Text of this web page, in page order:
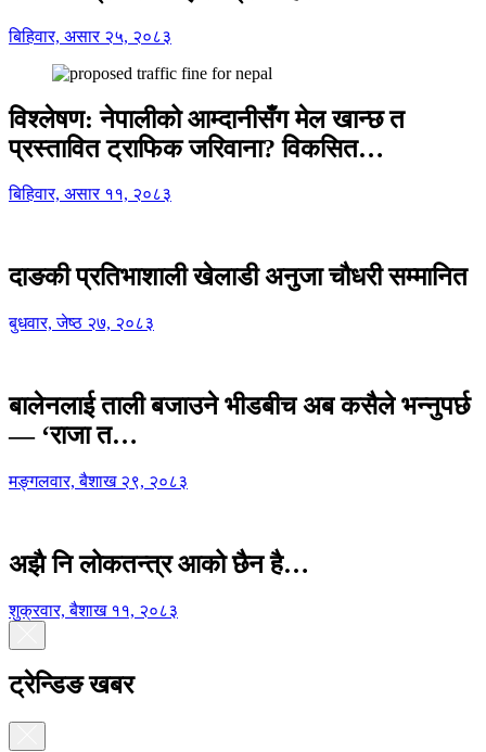
बिहिवार, असार २५, २०८३
विश्लेषण: नेपालीको आम्दानीसँग मेल खान्छ त
प्रस्तावित ट्राफिक जरिवाना? विकसित…
बिहिवार, असार ११, २०८३
दाङकी प्रतिभाशाली खेलाडी अनुजा चौधरी सम्मानित
बुधवार, जेष्ठ २७, २०८३
बालेनलाई ताली बजाउने भीडबीच अब कसैले भन्नुपर्छ
— ‘राजा त…
मङ्गलवार, बैशाख २९, २०८३
अझै नि लोकतन्त्र आको छैन है…
शुक्रवार, बैशाख ११, २०८३
ट्रेन्डिङ खबर